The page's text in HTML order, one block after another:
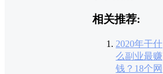
相关推荐:
2020年干什
么副业最赚
钱？18个网